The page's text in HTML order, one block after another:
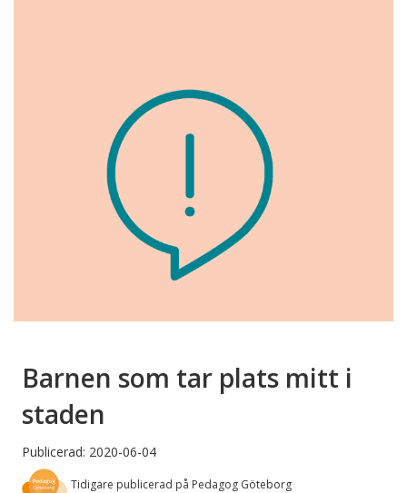
Barnen som tar plats mitt i
staden
Publicerad: 2020-06-04
Tidigare publicerad på Pedagog Göteborg